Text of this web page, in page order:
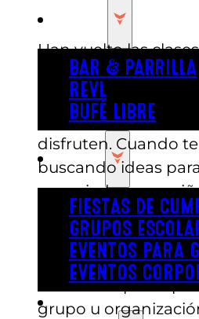
BAR & PARRILLA
REVL
BUFÉ LIBRE
FIESTA
FIESTAS DE
GRUPOS
EVENTOS PARA
EVENTOS
Han vuelto las
muchas
ideas para
en Austin que los
disfruten. Cuando
buscando ideas
apropiadas para
considerar un día
diversión en un
entretenimiento. Si
esta es la opción
grupo u